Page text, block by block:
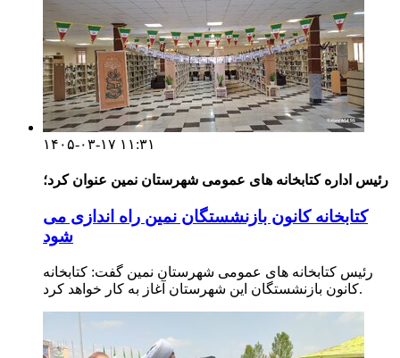
۱۴۰۵-۰۳-۱۷ ۱۱:۳۱
رئیس اداره کتابخانه های عمومی شهرستان نمین عنوان کرد؛
کتابخانه کانون بازنشستگان نمین راه اندازی می
شود
رئیس کتابخانه های عمومی شهرستان نمین گفت: کتابخانه
کانون بازنشستگان این شهرستان آغاز به کار خواهد کرد.